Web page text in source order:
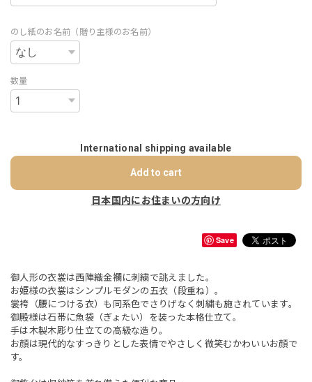
のし紙のお名前（贈り主様のお名前）
数量
International shipping available
Add to cart
日本国内にお住まいの方向け
Save
御人形の衣裳は西陣織金襴に刺繍で誂えました。
お姫様の衣裳はシンプルモダンの五衣（段重ね）。
裳袴（腰につける衣）も同系色でさりげなく刺繍も施されています。
御殿様は石帯に魚袋（ぎょたい）を装った本格仕立て。
手は木製木彫り仕立ての高級な造り。
お顔は現代的なすっきりとした表情でやさしく微笑むかわいいお顔で
す。